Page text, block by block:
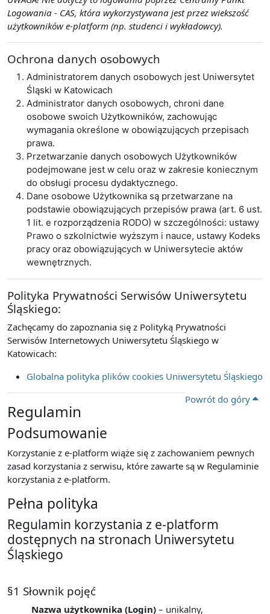
Logowania - CAS, która wykorzystywana jest przez wiekszość
użytkowników e-platform (np. studenci i wykładowcy).
Ochrona danych osobowych
Administratorem danych osobowych jest Uniwersytet
Śląski w Katowicach
Administrator danych osobowych, chroni dane
osobowe swoich Użytkowników, zachowując
wymagania określone w obowiązujących przepisach
prawa.
Przetwarzanie danych osobowych Użytkowników
podejmowane jest w celu oraz w zakresie koniecznym
do obsługi procesu dydaktycznego.
Dane osobowe Użytkownika są przetwarzane na
podstawie obowiązujących przepisów prawa (art. 6 ust.
1 lit. e rozporządzenia RODO) w szczególności: ustawy
Prawo o szkolnictwie wyższym i nauce, ustawy Kodeks
pracy oraz obowiązujących w Uniwersytecie aktów
wewnętrznych.
Polityka Prywatności Serwisów Uniwersytetu
Śląskiego:
Zachęcamy do zapoznania się z Polityką Prywatności
Serwisów Internetowych Uniwersytetu Śląskiego w
Katowicach:
Globalna polityka plików cookies Uniwersytetu Śląskiego
Powrót do góry
Regulamin
Podsumowanie
Korzystanie z e-platform wiąże się z zachowaniem pewnych
zasad korzystania z serwisu, które zawarte są w Regulaminie
korzystania z e-platform.
Pełna polityka
Regulamin korzystania z e-platform
dostępnych na stronach Uniwersytetu
Śląskiego
§1 Słownik pojęć
Nazwa użytkownika (Login) – unikalny,